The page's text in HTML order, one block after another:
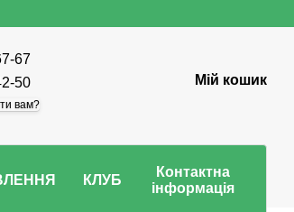
67
50
вам?
Мій кошик
КЛУБ
Контактна
інформація